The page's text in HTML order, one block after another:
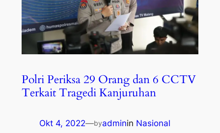
Polri Periksa 29 Orang dan 6 CCTV
Terkait Tragedi Kanjuruhan
Okt 4, 2022—byadminin Nasional